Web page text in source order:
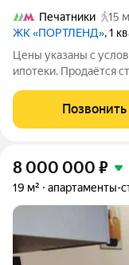
Печатники
15
ЖК «ПОРТЛЕНД», 1
Цены указаны с
ипотеки. Продаётся
расположен на
Печатники в
Позвонить
8 000 000 ₽
19 м² апартаменты-